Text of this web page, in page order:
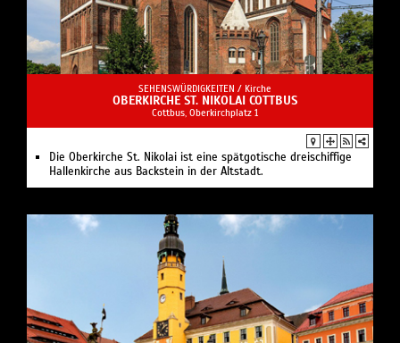
SEHENSWÜRDIGKEITEN / Kirche
OBERKIRCHE ST. NIKOLAI COTTBUS
Cottbus, Oberkirchplatz 1
Die Oberkirche St. Nikolai ist eine spätgotische dreischiffige
Hallenkirche aus Backstein in der Altstadt.